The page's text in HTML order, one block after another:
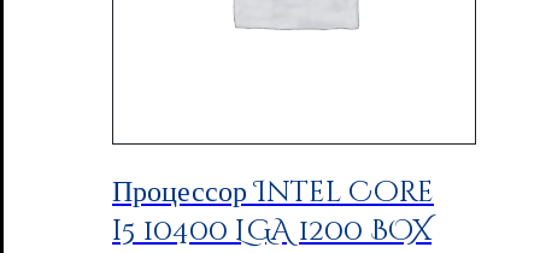
Процессор Intel Core
i5 10400 LGA 1200 BOX